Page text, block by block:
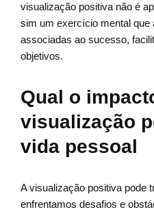
visualização positiva não é
sim um exercício mental
associadas ao sucesso,
objetivos.
Qual o
visualização
vida pessoal
A visualização positiva pode
enfrentamos desafios e